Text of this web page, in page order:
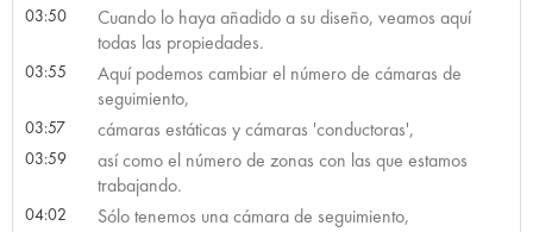
03:50
Cuando lo haya añadido a su diseño, veamos aquí
todas las propiedades.
03:55
Aquí podemos cambiar el número de cámaras de
seguimiento,
03:57 cámaras estáticas y cámaras 'conductoras',
03:59
así como el número de zonas con las que estamos
trabajando.
04:02 Sólo tenemos una cámara de seguimiento,